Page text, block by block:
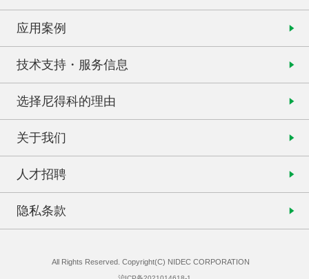
应用案例
技术支持・服务信息
选择尼得科的理由
关于我们
人才招聘
隐私条款
All Rights Reserved. Copyright(C) NIDEC CORPORATION